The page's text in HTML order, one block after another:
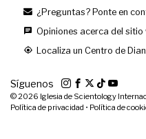
¿Preguntas? Ponte en
Opiniones acerca del sitio
Localiza un Centro de
Síguenos
© 2026 Iglesia de Scientology
Política de privacidad • Política de